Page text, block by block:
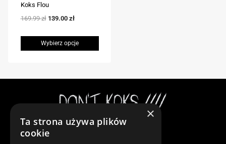
Koks Flou
169.99zł Pierwotna
wynosiła:
169.99 zł.
139.00 złAktualna
wynosi:
139.00 zł.
Wybierz opcje
Opcje
można
Instagram
×
Ta strona używa plików
cookie